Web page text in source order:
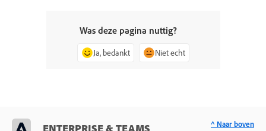
Was deze pagina nuttig?
Ja, bedankt Niet echt
ENTERPRISE & TEAMS ^ Naar boven